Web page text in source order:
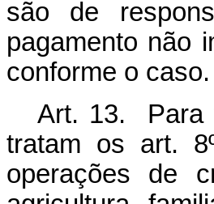
são de
pagamento não
conforme o caso.
Art. 13. Para
tratam os art.
operações de